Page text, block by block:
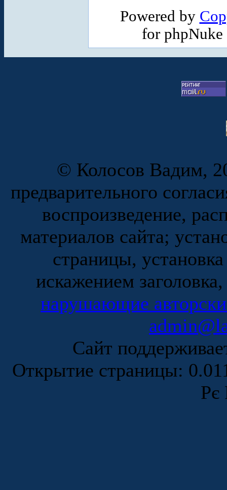
Powered by
for
© Колосов Вадим,
предварительного
воспроизведение,
материалов сайта;
страницы,
искажением
нарушающие
Сайт
Открытие страницы:
Рє